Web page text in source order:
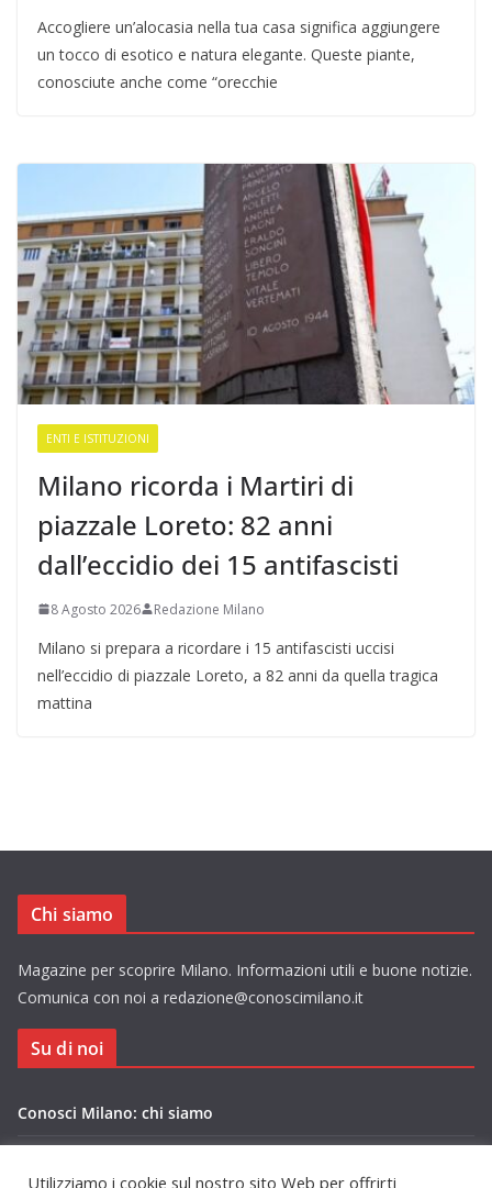
Accogliere un’alocasia nella tua casa significa aggiungere
un tocco di esotico e natura elegante. Queste piante,
conosciute anche come “orecchie
ENTI E ISTITUZIONI
Milano ricorda i Martiri di
piazzale Loreto: 82 anni
dall’eccidio dei 15 antifascisti
8 Agosto 2026 Redazione Milano
Milano si prepara a ricordare i 15 antifascisti uccisi
nell’eccidio di piazzale Loreto, a 82 anni da quella tragica
mattina
Chi siamo
Magazine per scoprire Milano. Informazioni utili e buone notizie.
Comunica con noi a redazione@conoscimilano.it
Su di noi
Conosci Milano: chi siamo
Utilizziamo i cookie sul nostro sito Web per offrirti